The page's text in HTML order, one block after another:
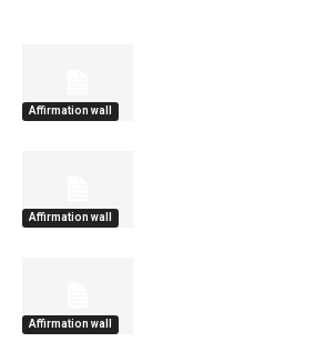
Affirmation wall
Affirmation wall
Affirmation wall